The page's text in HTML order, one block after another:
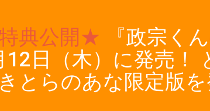
典公開★ 『政宗く
日（木）に発売！
とらのあな限定版を